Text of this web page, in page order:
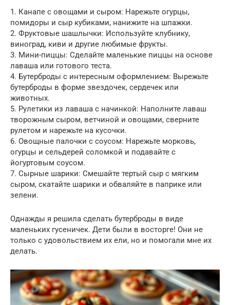
1. Канапе с овощами и сыром: Нарежьте огурцы,
помидоры и сыр кубиками, нанижите на шпажки.
2. Фруктовые шашлычки: Используйте клубнику,
виноград, киви и другие любимые фрукты.
3. Мини-пиццы: Сделайте маленькие пиццы на основе
лаваша или готового теста.
4. Бутерброды с интересным оформлением: Вырежьте
бутерброды в форме звездочек, сердечек или
животных.
5. Рулетики из лаваша с начинкой: Наполните лаваш
творожным сыром, ветчиной и овощами, сверните
рулетом и нарежьте на кусочки.
6. Овощные палочки с соусом: Нарежьте морковь,
огурцы и сельдерей соломкой и подавайте с
йогуртовым соусом.
7. Сырные шарики: Смешайте тертый сыр с мягким
сыром, скатайте шарики и обваляйте в паприке или
зелени.
Однажды я решила сделать бутерброды в виде
маленьких гусеничек. Дети были в восторге! Они не
только с удовольствием их ели, но и помогали мне их
делать.